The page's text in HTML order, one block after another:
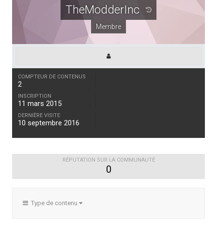
TheModderInc
Membre
COMPTEUR DE CONTENUS
2
INSCRIPTION
11 mars 2015
DERNIÈRE VISITE
10 septembre 2016
RÉPUTATION SUR LA COMMUNAUTÉ
0
Type de contenu